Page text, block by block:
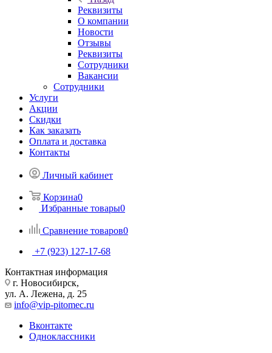
Реквизиты
О компании
Новости
Отзывы
Реквизиты
Сотрудники
Вакансии
Сотрудники
Услуги
Акции
Скидки
Как заказать
Оплата и доставка
Контакты
Личный кабинет
Корзина0
Избранные товары0
Сравнение товаров0
+7 (923) 127-17-68
Контактная информация
г. Новосибирск,
ул. А. Лежена, д. 25
info@vip-pitomec.ru
Вконтакте
Одноклассники